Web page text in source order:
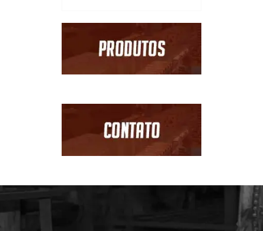
comparação com outubro,
atingindo 84,7 pontos,
consecutivas, o indicador
atingiu o maior nível
desde janeiro de 2015